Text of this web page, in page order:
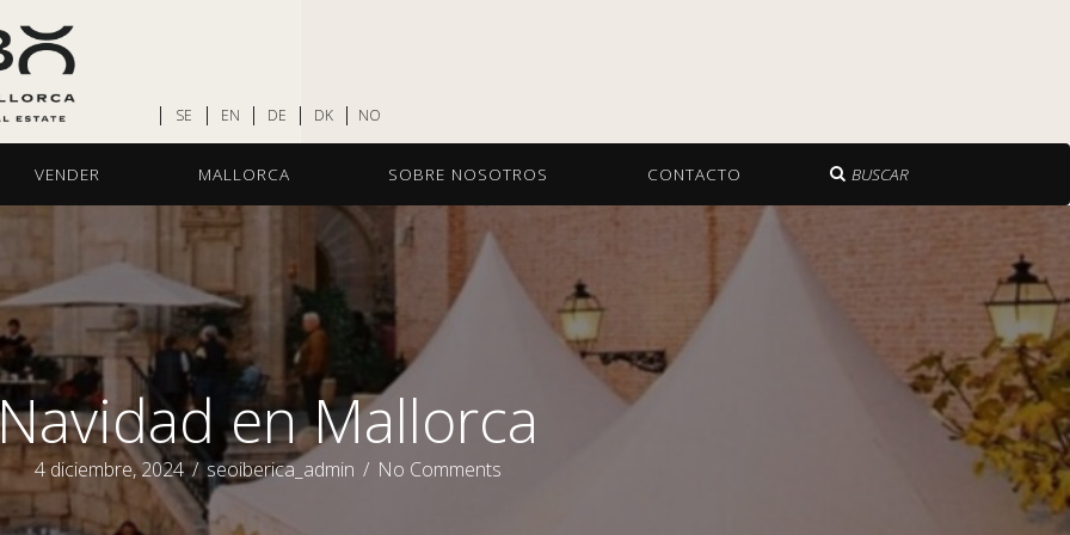
SE EN DE DK NO
VENDER MALLORCA SOBRE NOSOTROS CONTACTO BUSCAR
en Mallorca
4 diciembre, 2024/ seoiberica_admin / No Comments